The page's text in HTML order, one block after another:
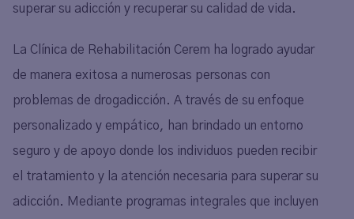
superar su adicción y recuperar su calidad de vida.
La Clínica de Rehabilitación Cerem ha logrado ayudar
de manera exitosa a numerosas personas con
problemas de drogadicción. A través de su enfoque
personalizado y empático, han brindado un entorno
seguro y de apoyo donde los individuos pueden recibir
el tratamiento y la atención necesaria para superar su
adicción. Mediante programas integrales que incluyen